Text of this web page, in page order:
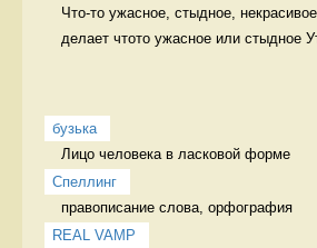
Что-то ужасное, стыдное,
делает чтото ужасное или стыдное
бузька
Лицо человека в ласковой форме
Спеллинг
правописание слова, орфография
REAL VAMP